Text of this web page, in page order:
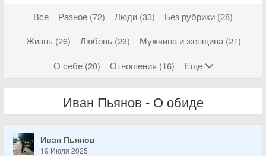
Все Разное (72) Люди (33)
Без рубрики (28)
Жизнь (26)
Любовь (23)
Мужчина и женщина (21)
О себе (20)
Отношения (16) Еще
Иван Пьянов - О обиде
Иван Пьянов
19 Июля 2025